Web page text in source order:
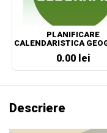
PLANIFICARE
CALENDARISTICA
0.00 lei
Descriere